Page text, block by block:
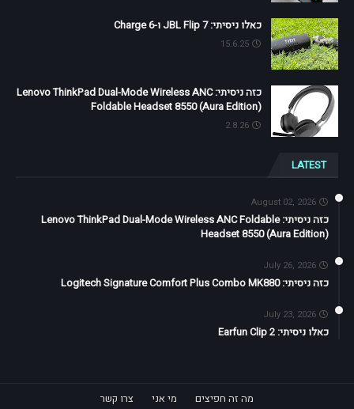
כאלו ניסיתי: JBL Flip 7 ו-Charge 6
15.6.25
כזה ניסיתי: Lenovo ThinkPad Dual-Mode Wireless ANC
Foldable Headset 8550 (Aura Edition)
2.8.26
LATEST
August 02, 2026
כזה ניסיתי: Lenovo ThinkPad Dual-Mode Wireless ANC Foldable
Headset 8550 (Aura Edition)
July 26, 2026
כזה ניסיתי: Logitech Signature Comfort Plus Combo MK880
July 23, 2026
כאלו ניסיתי: Earfun Clip 2
מה זה חפיצים מי אני צרו קשר